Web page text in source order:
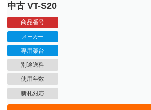
中古 VT-S20
商品番号
メーカー
専用架台
別途送料
使用年数
新札対応